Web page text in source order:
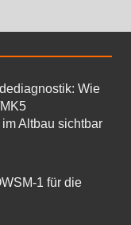
Wie
Altbau sichtbar
für die